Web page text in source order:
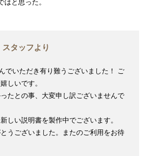
と思った。
スタッフより
でいただき有り難うございました！ ご
しいです。
たとの事、大変申し訳ございませんで
しい説明書を製作中でございます。
うございました。またのご利用をお待